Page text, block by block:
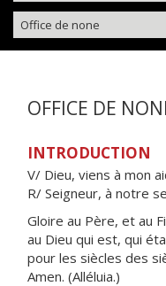
Office de none
OFFICE DE
INTRODUCTION
V/ Dieu, viens à mon
R/ Seigneur, à notre
Gloire au Père, et au
au Dieu qui est, qui
pour les siècles des
Amen. (Alléluia.)